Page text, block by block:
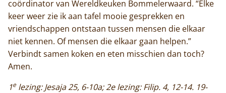
coördinator van Wereldkeuken Bommelerwaard. “Elke
keer weer zie ik aan tafel mooie gesprekken en
vriendschappen ontstaan tussen mensen die elkaar
niet kennen. Of mensen die elkaar gaan helpen.”
Verbindt samen koken en eten misschien dan toch?
Amen.
1elezing: Jesaja 25, 6-10a; 2e lezing: Filip. 4, 12-14. 19-